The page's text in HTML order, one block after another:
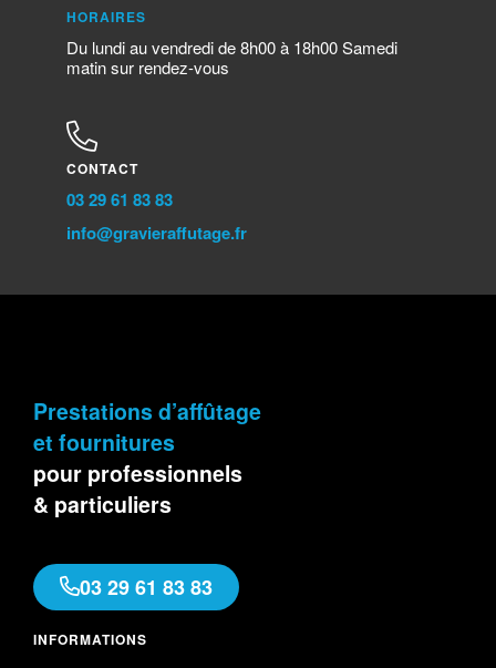
HORAIRES
Du lundi au vendredi de 8h00 à 18h00 Samedi
matin sur rendez-vous
CONTACT
03 29 61 83 83
info@gravieraffutage.fr​
Prestations d’affûtage
et fournitures
pour professionnels
& particuliers
03 29 61 83 83
INFORMATIONS